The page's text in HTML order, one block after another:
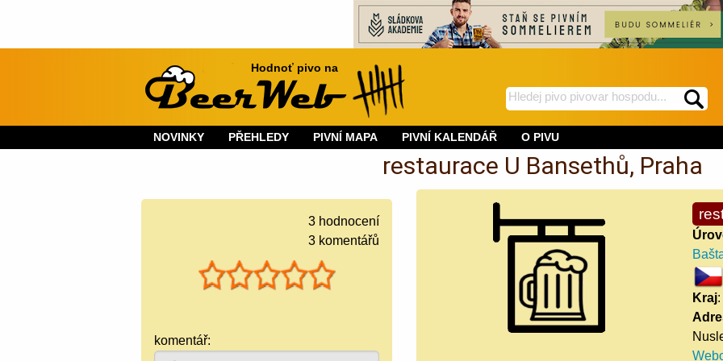
Hodnoť pivo na
hledej
BeerWeb
spustí
NOVINKY
PŘEHLEDY PIVNÍ MAPA PIVNÍ KALENDÁŘ O PIVU
restaurace U Bansethů, Praha
3 hodnocení
3 komentářů
komentář:
Kraj: